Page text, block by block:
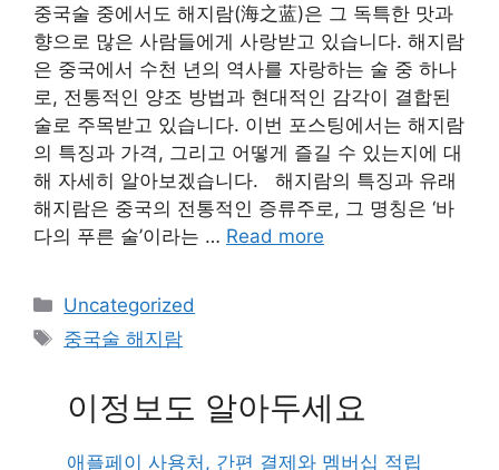
중국술 중에서도 해지람(海之蓝)은 그 독특한 맛과
향으로 많은 사람들에게 사랑받고 있습니다. 해지람
은 중국에서 수천 년의 역사를 자랑하는 술 중 하나
로, 전통적인 양조 방법과 현대적인 감각이 결합된
술로 주목받고 있습니다. 이번 포스팅에서는 해지람
의 특징과 가격, 그리고 어떻게 즐길 수 있는지에 대
해 자세히 알아보겠습니다. 해지람의 특징과 유래
해지람은 중국의 전통적인 증류주로, 그 명칭은 ‘바
다의 푸른 술’이라는 … Read more
Categories
Uncategorized
Tags
중국술 해지람
이정보도 알아두세요
애플페이 사용처, 간편 결제와 멤버십 적립